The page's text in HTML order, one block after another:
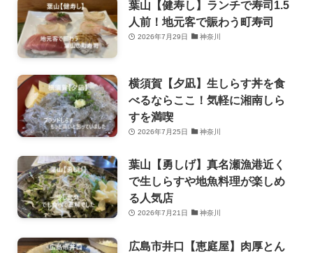
葉山【健寿し】ランチで寿司1.5
人前！地元客で賑わう町寿司
2026年7月29日 神奈川
横須賀【夕凪】生しらす丼を食
べるならここ！気軽に湘南しら
すを満喫
2026年7月25日 神奈川
葉山【勇しげ】真名瀬漁港近く
で生しらすや地魚料理が楽しめ
る人気店
2026年7月21日 神奈川
広島市井口【恵庭屋】肉厚とん